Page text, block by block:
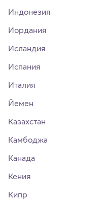
Индонезия
Иордания
Исландия
Испания
Италия
Йемен
Казахстан
Камбоджа
Канада
Кения
Кипр